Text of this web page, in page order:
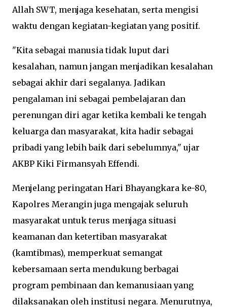
Allah SWT, menjaga kesehatan, serta mengisi
waktu dengan kegiatan-kegiatan yang positif.
"Kita sebagai manusia tidak luput dari
kesalahan, namun jangan menjadikan kesalahan
sebagai akhir dari segalanya. Jadikan
pengalaman ini sebagai pembelajaran dan
perenungan diri agar ketika kembali ke tengah
keluarga dan masyarakat, kita hadir sebagai
pribadi yang lebih baik dari sebelumnya," ujar
AKBP Kiki Firmansyah Effendi.
Menjelang peringatan Hari Bhayangkara ke-80,
Kapolres Merangin juga mengajak seluruh
masyarakat untuk terus menjaga situasi
keamanan dan ketertiban masyarakat
(kamtibmas), memperkuat semangat
kebersamaan serta mendukung berbagai
program pembinaan dan kemanusiaan yang
dilaksanakan oleh institusi negara. Menurutnya,